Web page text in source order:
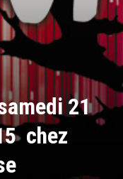
21
chez